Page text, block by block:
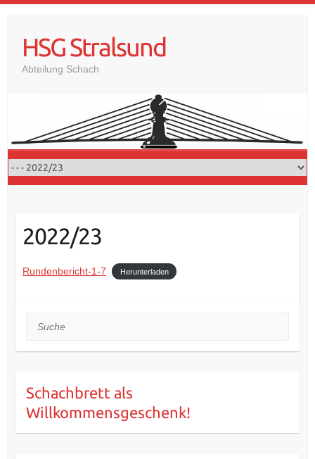
contentHSG Stralsund
Abteilung Schach
2022/23
Rundenbericht-1-7 Herunterladen
Suche
Schachbrett als
Willkommensgeschenk!